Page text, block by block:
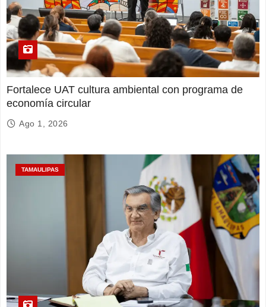
Fortalece UAT cultura ambiental con programa de
economía circular
Ago 1, 2026
TAMAULIPAS